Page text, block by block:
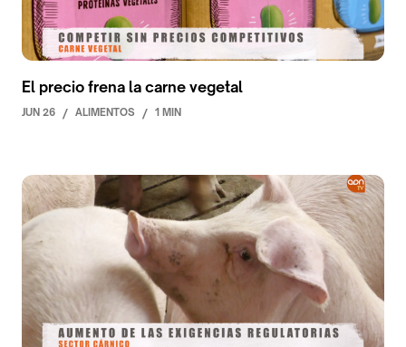
El precio frena la carne vegetal
JUN 26 / ALIMENTOS / 1 MIN